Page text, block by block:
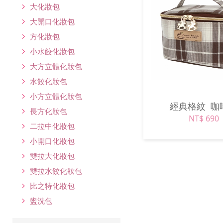
大化妝包
大開口化妝包
方化妝包
小水餃化妝包
大方立體化妝包
水餃化妝包
小方立體化妝包
長方化妝包
二拉中化妝包
小開口化妝包
雙拉大化妝包
雙拉水餃化妝包
比之特化妝包
盥洗包
經典格紋咖
NT$ 690